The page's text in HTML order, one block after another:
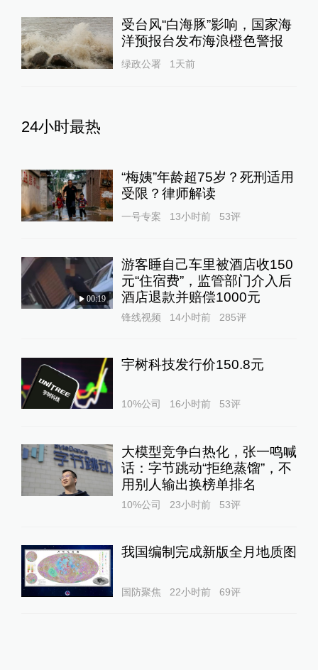
受台风“白海豚”影响，国家海
洋预报台发布海浪橙色警报
绿政公署 1天前
24小时最热
“梅姨”年龄超75岁？死刑适用
受限？律师解读
一号专案 13小时前 53评
00:19
游客睡自己车里被酒店收150
元“住宿费”，监管部门介入后
酒店退款并赔偿1000元
锋线视频 14小时前 285评
宇树科技发行价150.8元
10%公司 16小时前 53评
大模型竞争白热化，张一鸣喊
话：字节跳动“拒绝蒸馏”，不
用别人输出换榜单排名
10%公司 23小时前 53评
我国编制完成新版全月地质图
国防聚焦 22小时前 69评